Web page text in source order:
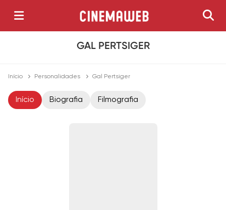
GAL PERTSIGER
Início Personalidades Gal Pertsiger
Início Biografia Filmografia